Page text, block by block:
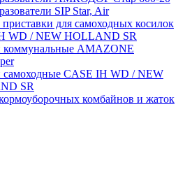
SIP Star, Air
для самоходных косилок
WD / NEW HOLLAND SR
коммунальные AMAZONE
самоходные CASE IH WD / NEW
SR
комбайнов и жаток